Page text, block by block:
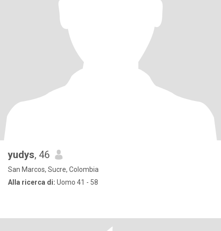
yudys, 46
San Marcos, Sucre, Colombia
Alla ricerca di: Uomo 41 - 58